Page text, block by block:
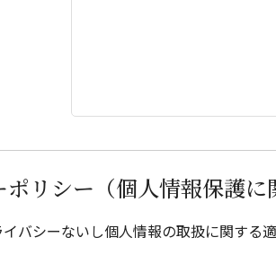
リシー（個人情報保護に
バシーないし個人情報の取扱に関する